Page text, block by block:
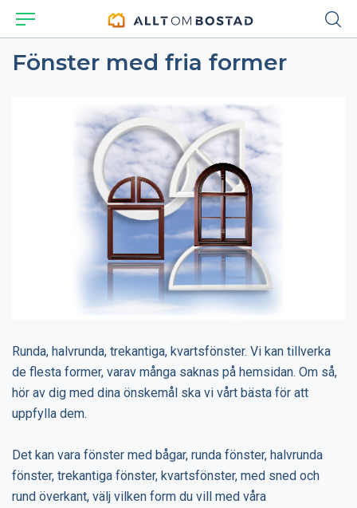
Fönster med fria former
Runda, halvrunda, trekantiga, kvartsfönster. Vi kan tillverka
de flesta former, varav många saknas på hemsidan. Om så,
hör av dig med dina önskemål ska vi vårt bästa för att
uppfylla dem.
Det kan vara fönster med bågar, runda fönster, halvrunda
fönster, trekantiga fönster, kvartsfönster, med sned och
rund överkant, välj vilken form du vill med våra